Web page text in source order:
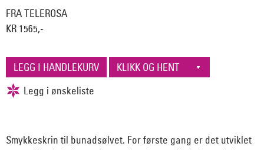
FRA TELEROSA
KR 1565,-
Smykkeskrin til bunadsølvet. For første gang er det utviklet